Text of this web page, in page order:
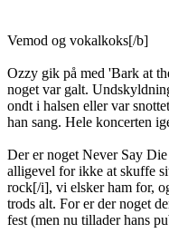
Vemod og vokalkoks[/b]
Ozzy gik på med 'Bark at
noget var galt.
ondt i halsen eller var
han sang. Hele koncerten
Der er noget Never Say
alligevel for ikke at skuffe
rock[/i], vi elsker ham for,
trods alt. For er der noget
fest (men nu tillader hans